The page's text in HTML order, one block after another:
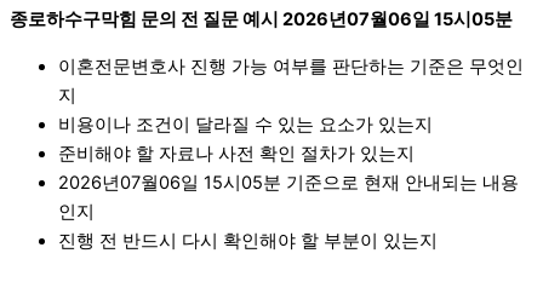
종로하수구막힘 문의 전 질문 예시 2026년07월06일 15시05분
이혼전문변호사 진행 가능 여부를 판단하는 기준은 무엇인
지
비용이나 조건이 달라질 수 있는 요소가 있는지
준비해야 할 자료나 사전 확인 절차가 있는지
2026년07월06일 15시05분 기준으로 현재 안내되는 내용
인지
진행 전 반드시 다시 확인해야 할 부분이 있는지